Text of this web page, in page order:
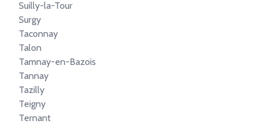
Suilly-la-Tour
Surgy
Taconnay
Talon
Tamnay-en-Bazois
Tannay
Tazilly
Teigny
Ternant